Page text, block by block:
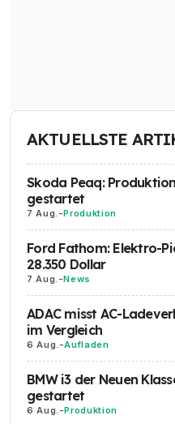
AKTUELLSTE
Skoda Peaq:
gestartet
7 Aug. -Produktion
Ford Fathom: Elektro-
28.350 Dollar
7 Aug. -News
ADAC misst AC-
im Vergleich
6 Aug. -Aufladen
BMW i3 der Neuen
gestartet
6 Aug. -Produktion